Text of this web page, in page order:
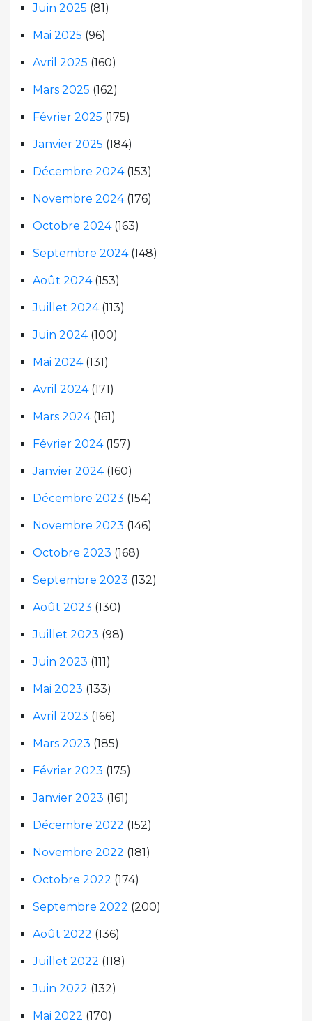
Juin 2025 (81)
Mai 2025 (96)
Avril 2025 (160)
Mars 2025 (162)
Février 2025 (175)
Janvier 2025 (184)
Décembre 2024(153)
Novembre 2024(176)
Octobre 2024(163)
Septembre 2024(148)
Août 2024(153)
Juillet 2024(113)
Juin 2024(100)
Mai 2024(131)
Avril 2024(171)
Mars 2024(161)
Février 2024(157)
Janvier 2024(160)
Décembre 2023 (154)
Novembre 2023 (146)
Octobre 2023 (168)
Septembre 2023 (132)
Août 2023 (130)
Juillet 2023 (98)
Juin 2023 (111)
Mai 2023 (133)
Avril 2023 (166)
Mars 2023 (185)
Février 2023 (175)
Janvier 2023 (161)
Décembre 2022 (152)
Novembre 2022 (181)
Octobre 2022 (174)
Septembre 2022 (200)
Août 2022 (136)
Juillet 2022 (118)
Juin 2022 (132)
Mai 2022 (170)